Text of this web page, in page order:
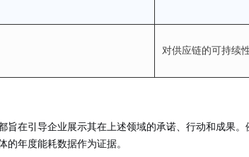
对供应链的可持续
旨在引导企业展示其在上述领域的承诺、行动和成果。
的年度能耗数据作为证据。